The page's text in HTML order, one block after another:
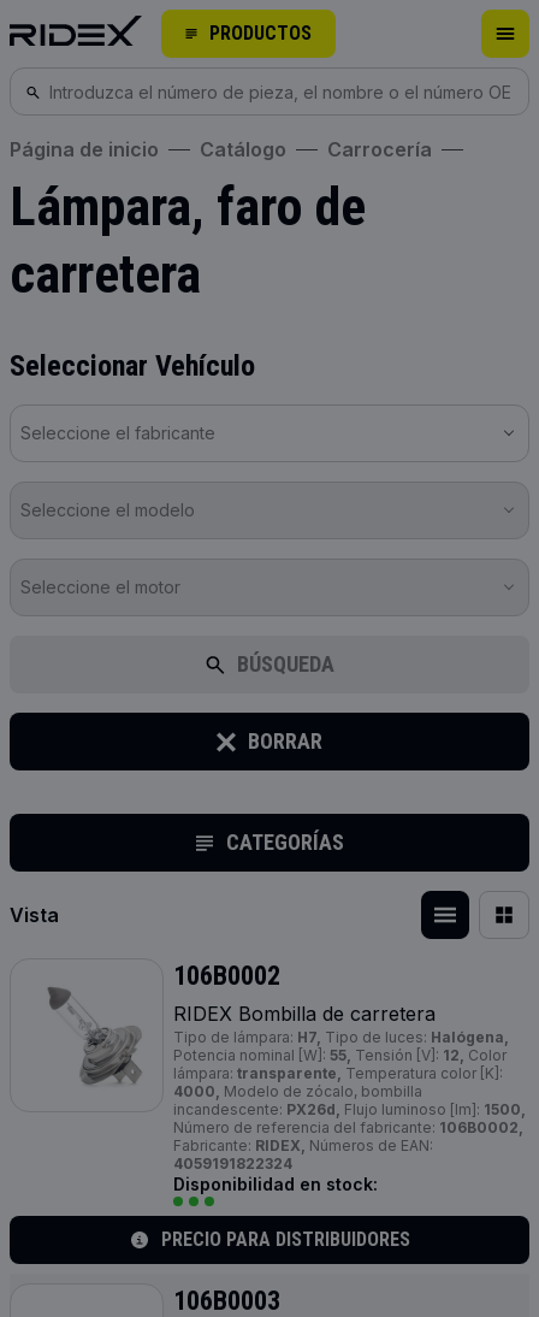
PRODUCTOS
Página de inicio Catálogo Carrocería
Lámpara, faro de
carretera
Seleccionar Vehículo
Seleccione el fabricante
Seleccione el modelo
Seleccione el motor
BÚSQUEDA
BORRAR
CATEGORÍAS
Vista
106B0002
RIDEX Bombilla de carretera
Tipo de lámpara: H7, Tipo de luces: Halógena,
Potencia nominal [W]: 55, Tensión [V]: 12, Color
lámpara: transparente, Temperatura color [K]:
4000, Modelo de zócalo, bombilla
incandescente: PX26d, Flujo luminoso [lm]: 1500,
Número de referencia del fabricante: 106B0002,
Fabricante: RIDEX, Números de EAN:
4059191822324
Disponibilidad en stock:
PRECIO PARA DISTRIBUIDORES
106B0003